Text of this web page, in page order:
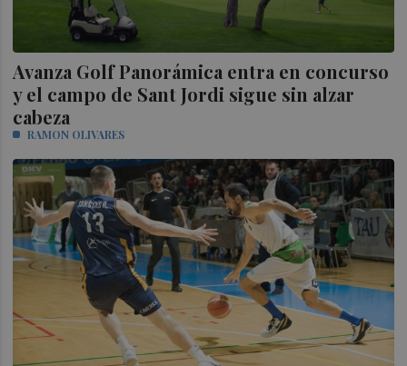
Avanza Golf Panorámica entra en concurso
y el campo de Sant Jordi sigue sin alzar
cabeza
RAMON OLIVARES